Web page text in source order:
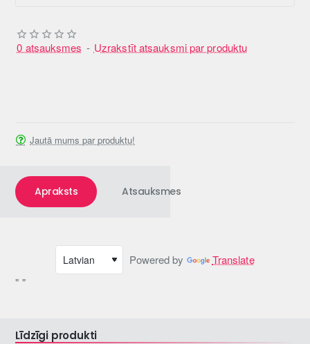
0 atsauksmes - Uzrakstīt atsauksmi par produktu
Jautā mums par produktu!
Apraksts Atsauksmes
Powered by
Translate
" "
Līdzīgi produkti